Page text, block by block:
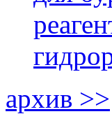
архив >>